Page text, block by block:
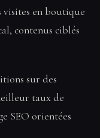
visites en boutique
contenus ciblés
sur des
taux de
SEO orientées